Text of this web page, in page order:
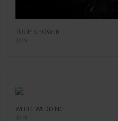
TULIP SHOWER
2019
WHITE WEDDING
2019